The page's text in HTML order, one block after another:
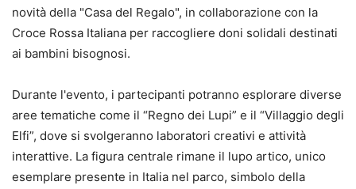
novità della "Casa del Regalo", in collaborazione con la
Croce Rossa Italiana per raccogliere doni solidali destinati
ai bambini bisognosi.
Durante l'evento, i partecipanti potranno esplorare diverse
aree tematiche come il “Regno dei Lupi” e il “Villaggio degli
Elfi”, dove si svolgeranno laboratori creativi e attività
interattive. La figura centrale rimane il lupo artico, unico
esemplare presente in Italia nel parco, simbolo della